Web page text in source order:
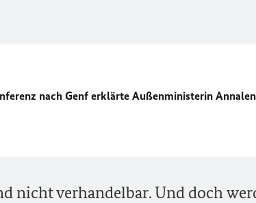
nach Genf erklärte Außenministerin
nicht verhandelbar. Und doch